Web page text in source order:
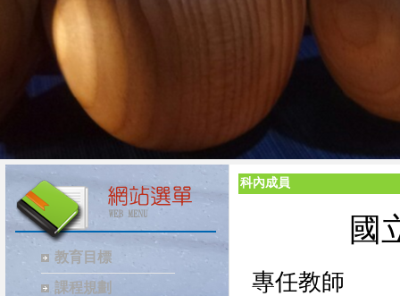
教育目標
課程規劃
科內成員
國
專任教師